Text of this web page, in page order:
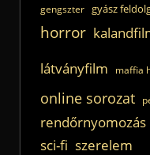
gengszter gyász
horror
látványfilm maffia
online sorozat
rendőrnyomozás
sci-fi szerelem